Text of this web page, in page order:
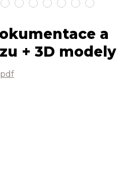
a
+ 3D modely